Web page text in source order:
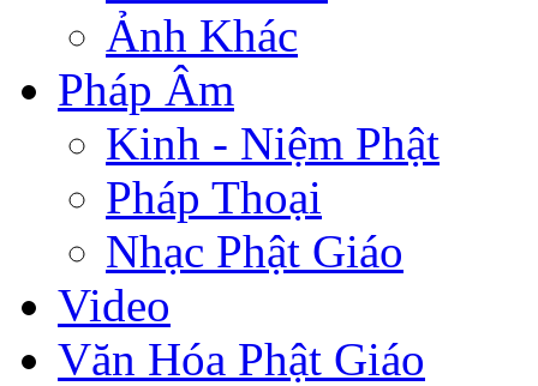
Ảnh Khác
Pháp Âm
Kinh - Niệm Phật
Pháp Thoại
Nhạc Phật Giáo
Video
Văn Hóa Phật Giáo